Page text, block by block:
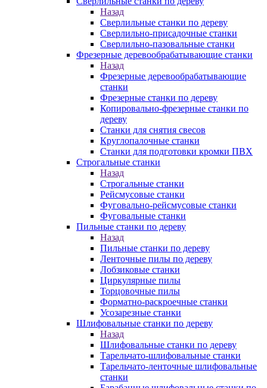
Назад
Сверлильные станки по дереву
Сверлильно-присадочные станки
Сверлильно-пазовальные станки
Фрезерные деревообрабатывающие станки
Назад
Фрезерные деревообрабатывающие
станки
Фрезерные станки по дереву
Копировально-фрезерные станки по
дереву
Станки для снятия свесов
Круглопалочные станки
Станки для подготовки кромки ПВХ
Строгальные станки
Назад
Строгальные станки
Рейсмусовые станки
Фуговально-рейсмусовые станки
Фуговальные станки
Пильные станки по дереву
Назад
Пильные станки по дереву
Ленточные пилы по дереву
Лобзиковые станки
Циркулярные пилы
Торцовочные пилы
Форматно-раскроечные станки
Усозарезные станки
Шлифовальные станки по дереву
Назад
Шлифовальные станки по дереву
Тарельчато-шлифовальные станки
Тарельчато-ленточные шлифовальные
станки